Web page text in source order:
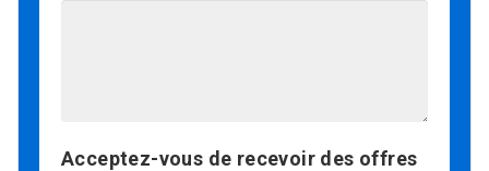
Acceptez-vous de recevoir des offres